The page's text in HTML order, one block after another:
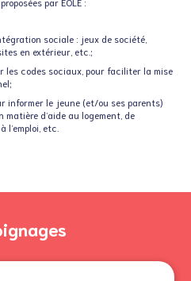
sociale : jeux de société,
en extérieur, etc.;
les codes sociaux, pour faciliter la mise
informer le jeune (et/ou ses parents)
d’aide au logement, de
l’emploi, etc.